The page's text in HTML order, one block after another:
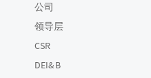
公司
领导层
CSR
DEI&B